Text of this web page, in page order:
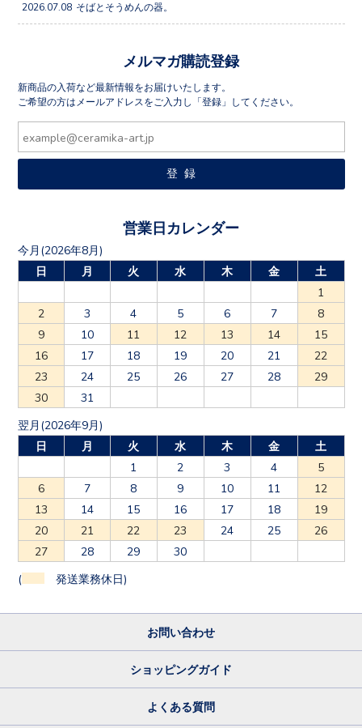
2026.07.08 そばとそうめんの器。
メルマガ購読登録
新商品の入荷など最新情報をお届けいたします。
ご希望の方はメールアドレスをご入力し「登録」してください。
営業日カレンダー
今月(2026年8月)
日
月 火 水 木 金
土
1
2
3 4 5 6 7
8
9
10 11 12 13 14
15
16
17 18 19 20 21
22
23
24 25 26 27 28
29
30
31
翌月(2026年9月)
日
月 火 水 木 金
土
1
2 3 4
5
6
7 8 9 10 11
12
13
14 15 16 17 18
19
20
21 22 23 24 25
26
27
28 29 30
( 発送業務休日)
お問い合わせ
ショッピングガイド
よくある質問